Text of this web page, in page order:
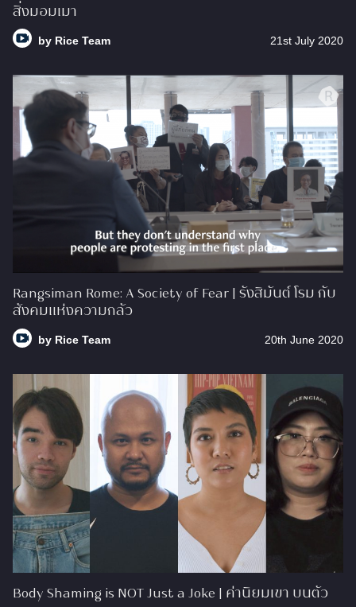
สิ่งมอมเมา
by Rice Team 21st July 2020
Rangsiman Rome: A Society of Fear | รังสิมันต์ โรม กับ
สังคมแห่งความกลัว
by Rice Team 20th June 2020
Body Shaming is NOT Just a Joke | ค่านิยมเขา บนตัว